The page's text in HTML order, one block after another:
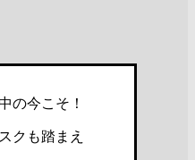
の今こそ！
クも踏まえ